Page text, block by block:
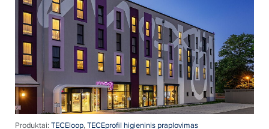
Produktai: TECEloop,TECEprofil higieninis praplovimas